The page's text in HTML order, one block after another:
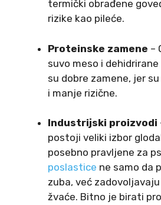
termički obrađene
rizike kao pileće.
Proteinske zamene –
suvo meso i
su dobre zamene, jer
i manje rizične.
Industrijski proizvodi
postoji veliki izbor
posebno pravljene za
poslastice ne samo da
zuba, već
žvaće. Bitno je birati